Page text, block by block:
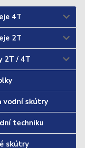
4T
2T
2T / 4T
vodní skútry
techniku
skútry